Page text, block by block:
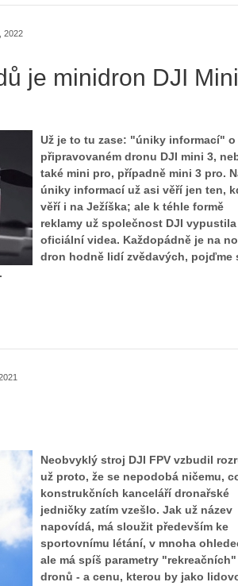
2022
je minidron DJI Mini
Už je to tu zase: "úniky informací" o
připravovaném dronu DJI mini 3,
také mini pro, případně mini 3 pro.
úniky informací už asi věří jen ten,
věří i na Ježíška; ale k téhle formě
reklamy už společnost DJI vypustila
oficiální videa. Každopádně je na
dron hodně lidí zvědavých, pojďme
Neobvyklý stroj DJI FPV vzbudil
už proto, že se nepodobá ničemu,
konstrukčních kanceláří dronařské
jedničky zatím vzešlo. Jak už název
napovídá, má sloužit především ke
sportovnímu létání, v mnoha
ale má spíš parametry "rekreačních"
dronů - a cenu, kterou by jako